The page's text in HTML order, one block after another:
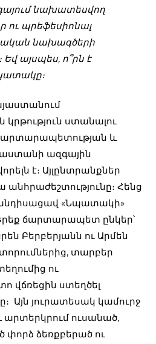
նախատեսվող
ու պրեֆեսիոնալ
նախագծերի
այսպես, ո՞րն է
ստանալու
և
ազգային
է։ Այլընտրանքներ
Հենց
«Նպատակի»
ճարտարապետ ընկեր՝
Բերբերյանն ու Արմեն
տարբեր
ու
վճռեցին ստեղծել
Այն յուրատեսակ կամուրջ
արտերկրում ուսանած,
ձեռքբերած ու